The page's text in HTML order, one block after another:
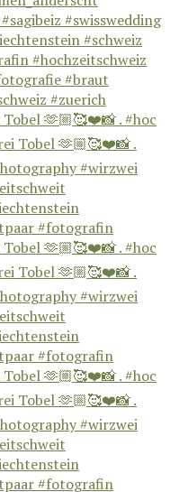
🫶🏼🥰❤️📸 . #hoc
🫶🏼🥰❤️📸 . #hoc
🫶🏼🥰❤️📸 . #hoc